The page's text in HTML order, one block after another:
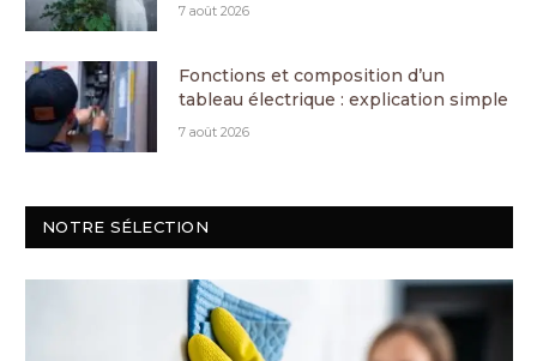
7 août 2026
Fonctions et composition d’un
tableau électrique : explication simple
7 août 2026
NOTRE SÉLECTION